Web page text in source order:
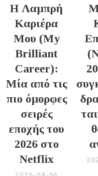
Η Λαμπρή
Καριέρα
Μου (My
Brilliant
Career):
Μία από τις
πιο όμορφες
σειρές
εποχής του
2026 στο
Netflix